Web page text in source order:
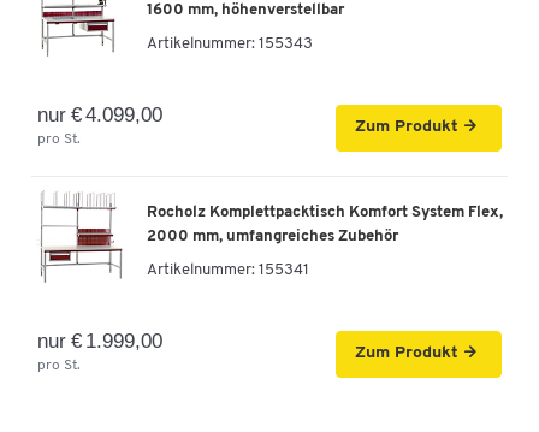
1600 mm, höhenverstellbar
Artikelnummer: 155343
nur € 4.099,00
pro St.
Zum Produkt
Rocholz Komplettpacktisch Komfort System Flex,
2000 mm, umfangreiches Zubehör
Artikelnummer: 155341
nur € 1.999,00
pro St.
Zum Produkt